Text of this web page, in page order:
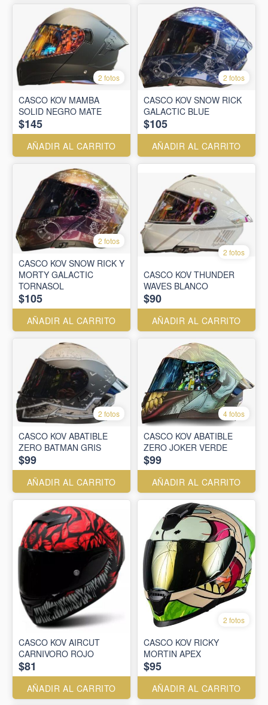
2 fotos
CASCO KOV MAMBA
SOLID NEGRO MATE
$145
AÑADIR AL CARRITO
2 fotos
CASCO KOV SNOW RICK
GALACTIC BLUE
$105
AÑADIR AL CARRITO
2 fotos
CASCO KOV SNOW RICK Y
MORTY GALACTIC
TORNASOL
$105
AÑADIR AL CARRITO
2 fotos
CASCO KOV THUNDER
WAVES BLANCO
$90
AÑADIR AL CARRITO
2 fotos
CASCO KOV ABATIBLE
ZERO BATMAN GRIS
$99
AÑADIR AL CARRITO
4 fotos
CASCO KOV ABATIBLE
ZERO JOKER VERDE
$99
AÑADIR AL CARRITO
CASCO KOV AIRCUT
CARNIVORO ROJO
$81
AÑADIR AL CARRITO
2 fotos
CASCO KOV RICKY
MORTIN APEX
$95
AÑADIR AL CARRITO